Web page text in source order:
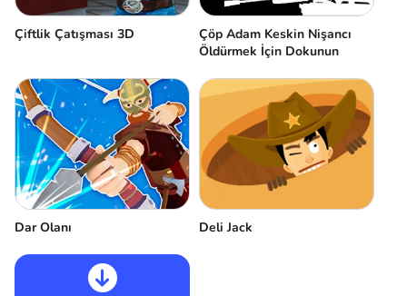
Çiftlik Çatışması 3D
Çöp Adam Keskin Nişancı
Öldürmek İçin Dokunun
Dar Olanı Deli Jack